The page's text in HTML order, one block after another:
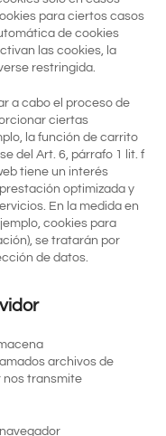
para ciertos casos
de cookies
las cookies, la
restringida.
a cabo el proceso de
ciertas
la función de carrito
del Art. 6, párrafo 1 lit. f
tiene un interés
optimizada y
En la medida en
cookies para
se tratarán por
de datos.
archivos de
nos transmite